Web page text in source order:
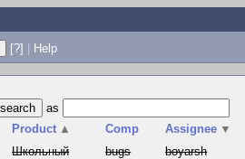
[?] | Help
as
Product ▲ Comp Assignee ▼
Школьный bugs boyarsh